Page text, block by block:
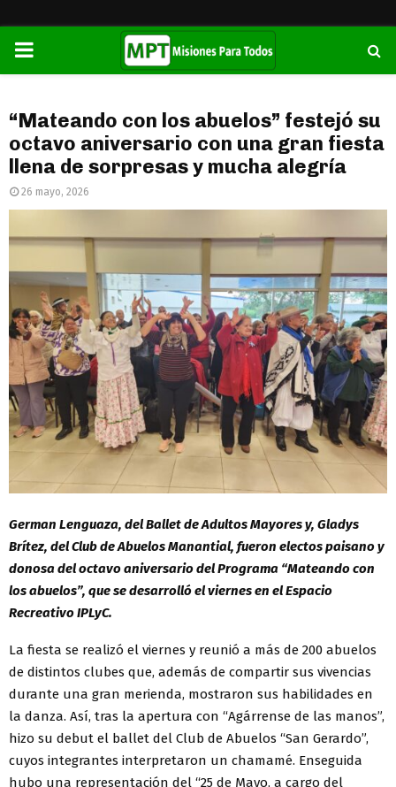
PRIMARY
“Mateando con los abuelos” festejó su
octavo aniversario con una gran fiesta
llena de sorpresas y mucha alegría
26 mayo, 2026
German Lenguaza, del Ballet de Adultos Mayores y, Gladys
Brítez, del Club de Abuelos Manantial, fueron electos paisano y
donosa del octavo aniversario del Programa “Mateando con
los abuelos”, que se desarrolló el viernes en el Espacio
Recreativo IPLyC.
La fiesta se realizó el viernes y reunió a más de 200 abuelos
de distintos clubes que, además de compartir sus vivencias
durante una gran merienda, mostraron sus habilidades en
la danza. Así, tras la apertura con “Agárrense de las manos”,
hizo su debut el ballet del Club de Abuelos “San Gerardo”,
cuyos integrantes interpretaron un chamamé. Enseguida
hubo una representación del “25 de Mayo, a cargo del